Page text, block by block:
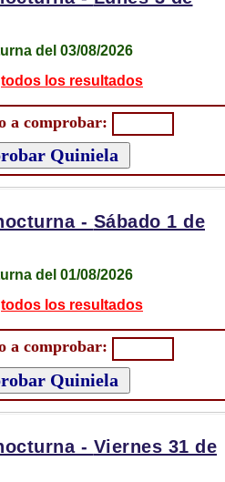
del 03/08/2026
todos los resultados
a comprobar:
- Sábado 1 de
del 01/08/2026
todos los resultados
a comprobar:
- Viernes 31 de